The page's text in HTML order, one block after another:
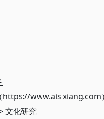
https://www.aisixiang.com）
文化研究